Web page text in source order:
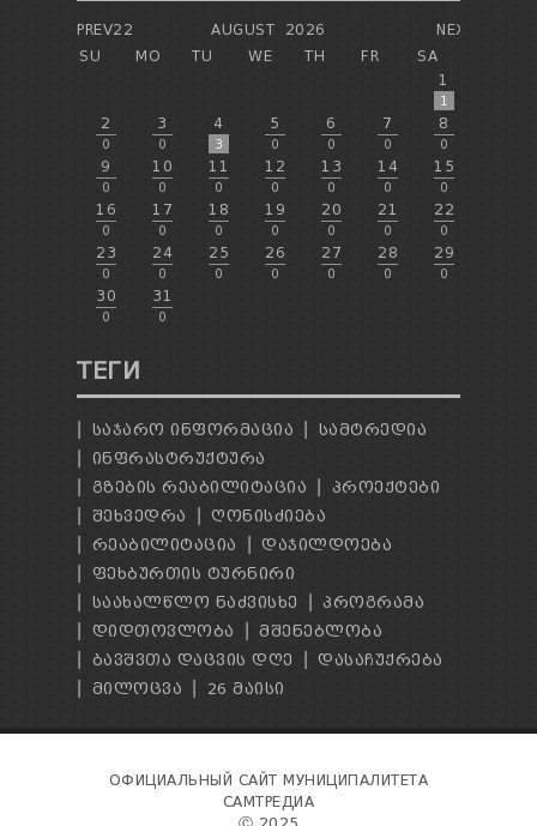
PREV22 NEXT
AUGUST
2026
SU
MO TU WE TH FR
SA
1
1
2
0
3
0
4
3
5
0
6
0
7
0
8
0
9
0
10
0
11
0
12
0
13
0
14
0
15
0
16
0
17
0
18
0
19
0
20
0
21
0
22
0
23
0
24
0
25
0
26
0
27
0
28
0
29
0
30
0
31
0
ТЕГИ
ᲡᲐᲯᲐᲠᲝ ᲘᲜᲤᲝᲠᲛᲐᲪᲘᲐ
ᲡᲐᲛᲢᲠᲔᲓᲘᲐ
ᲘᲜᲤᲠᲐᲡᲢᲠᲣᲥᲢᲣᲠᲐ
ᲒᲖᲔᲑᲘᲡ ᲠᲔᲐᲑᲘᲚᲘᲢᲐᲪᲘᲐ
ᲞᲠᲝᲔᲥᲢᲔᲑᲘ
ᲨᲔᲮᲕᲔᲓᲠᲐ
ᲦᲝᲜᲘᲡᲫᲘᲔᲑᲐ
ᲠᲔᲐᲑᲘᲚᲘᲢᲐᲪᲘᲐ
ᲓᲐᲯᲘᲚᲓᲝᲔᲑᲐ
ᲤᲔᲮᲑᲣᲠᲗᲘᲡ ᲢᲣᲠᲜᲘᲠᲘ
ᲡᲐᲐᲮᲐᲚᲬᲚᲝ ᲜᲐᲫᲕᲘᲡᲮᲔ
ᲞᲠᲝᲒᲠᲐᲛᲐ
ᲓᲘᲓᲗᲝᲕᲚᲝᲑᲐ
ᲛᲨᲔᲜᲔᲑᲚᲝᲑᲐ
ᲑᲐᲕᲨᲕᲗᲐ ᲓᲐᲪᲕᲘᲡ ᲓᲦᲔ
ᲓᲐᲡᲐᲩᲣᲥᲠᲔᲑᲐ
ᲛᲘᲚᲝᲪᲕᲐ
26 ᲛᲐᲘᲡᲘ
ОФИЦИАЛЬНЫЙ САЙТ МУНИЦИПАЛИТЕТА
САМТРЕДИА